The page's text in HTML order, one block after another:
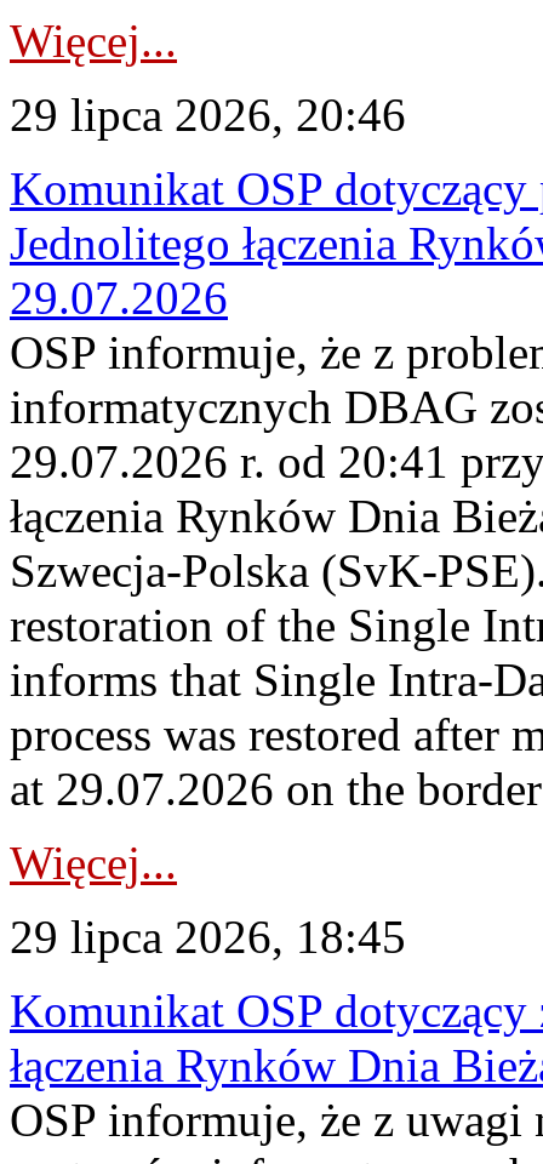
Więcej...
29 lipca 2026, 20:46
Komunikat OSP
Jednolitego łączenia
29.07.2026
OSP informuje, że z
informatycznych DBAG
29.07.2026 r. od 20:41
łączenia Rynków Dnia
Szwecja-Polska (SvK-
restoration of the Single
informs that Single Intra-
process was restored after
at 29.07.2026 on the
Więcej...
29 lipca 2026, 18:45
Komunikat OSP dotyczący
łączenia Rynków Dnia
OSP informuje, że z uwagi